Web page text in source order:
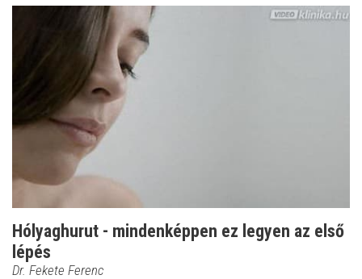
Hólyaghurut - mindenképpen ez legyen az első
lépés
Dr. Fekete Ferenc